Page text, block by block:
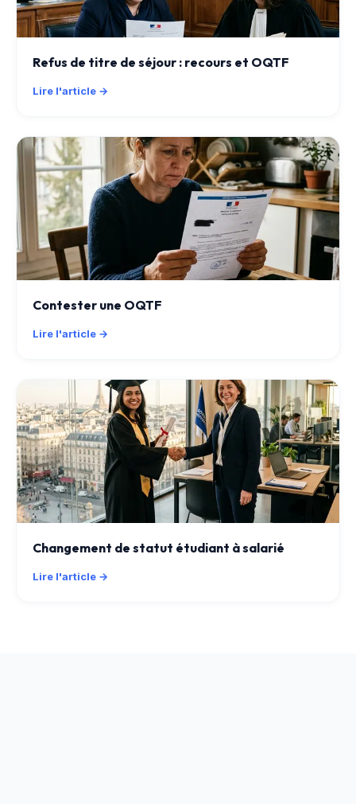
Refus de titre de séjour : recours et OQTF
Lire l'article →
Contester une OQTF
Lire l'article →
Changement de statut étudiant à salarié
Lire l'article →